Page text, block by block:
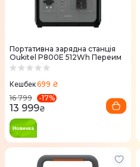
Портативна зарядна станція
Oukitel P800E 512Wh Переим
Кешбек699 ₴
16 799
-17%
13 999₴